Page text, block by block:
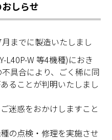
しらせ
までに製造いたしまし
ることが判明いたしまし
迷惑をおかけしますこと
の点検・修理を実施させ